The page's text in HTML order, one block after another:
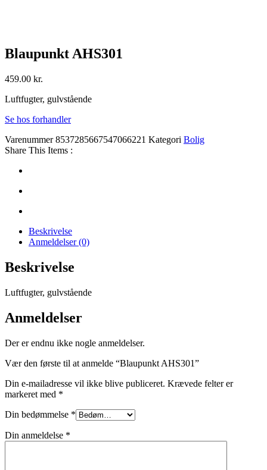
Blaupunkt AHS301
459.00 kr.
Luftfugter, gulvstående
Se hos forhandler
Varenummer8537285667547066221 Kategori Bolig
Share This Items :
Beskrivelse
Anmeldelser (0)
Beskrivelse
Luftfugter, gulvstående
Anmeldelser
Der er endnu ikke nogle anmeldelser.
Vær den første til at anmelde “Blaupunkt AHS301”
Din e-mailadresse vil ikke blive publiceret. Krævede felter er
markeret med *
Din bedømmelse *
Din anmeldelse *